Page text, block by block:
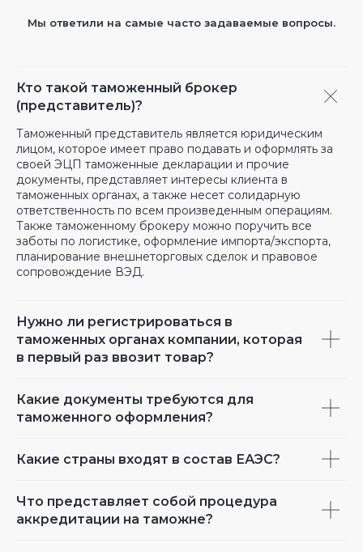
Мы ответили на самые часто задаваемые вопросы.
Кто такой таможенный брокер
(представитель)?
Таможенный представитель является юридическим
лицом, которое имеет право подавать и оформлять за
своей ЭЦП таможенные декларации и прочие
документы, представляет интересы клиента в
таможенных органах, а также несет солидарную
ответственность по всем произведенным операциям.
Также таможенному брокеру можно поручить все
заботы по логистике, оформление импорта/экспорта,
планирование внешнеторговых сделок и правовое
сопровождение ВЭД.
Нужно ли регистрироваться в
таможенных органах компании, которая
в первый раз ввозит товар?
Какие документы требуются для
таможенного оформления?
Какие страны входят в состав ЕАЭС?
Что представляет собой процедура
аккредитации на таможне?